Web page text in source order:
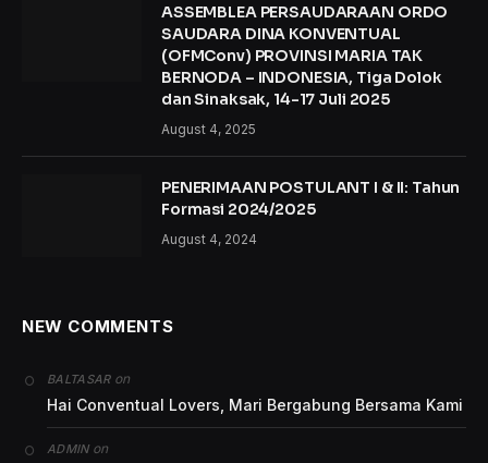
ASSEMBLEA PERSAUDARAAN ORDO
SAUDARA DINA KONVENTUAL
(OFMConv) PROVINSI MARIA TAK
BERNODA – INDONESIA, Tiga Dolok
dan Sinaksak, 14-17 Juli 2025
August 4, 2025
PENERIMAAN POSTULANT I & II: Tahun
Formasi 2024/2025
August 4, 2024
NEW COMMENTS
BALTASARon
Hai Conventual Lovers, Mari Bergabung Bersama Kami
ADMINon